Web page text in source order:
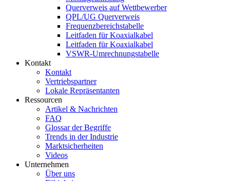
Querverweis auf Wettbewerber
QPL/UG Querverweis
Frequenzbereichstabelle
Leitfaden für Koaxialkabel
Leitfaden für Koaxialkabel
VSWR-Umrechnungstabelle
Kontakt
Kontakt
Vertriebspartner
Lokale Repräsentanten
Ressourcen
Artikel & Nachrichten
FAQ
Glossar der Begriffe
Trends in der Industrie
Marktsicherheiten
Videos
Unternehmen
Über uns